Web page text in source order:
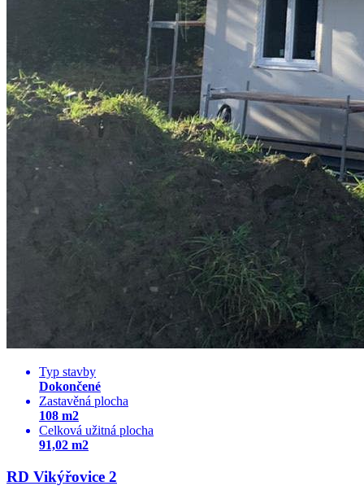
Typ stavby
Dokončené
Zastavěná plocha
108 m2
Celková užitná plocha
91,02 m2
RD Vikýřovice 2